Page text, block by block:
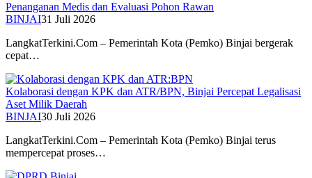
Penanganan Medis dan Evaluasi Pohon Rawan
BINJAI31 Juli 2026
LangkatTerkini.Com – Pemerintah Kota (Pemko) Binjai bergerak
cepat…
Kolaborasi dengan KPK dan ATR/BPN, Binjai Percepat Legalisasi
Aset Milik Daerah
BINJAI30 Juli 2026
LangkatTerkini.Com – Pemerintah Kota (Pemko) Binjai terus
mempercepat proses…